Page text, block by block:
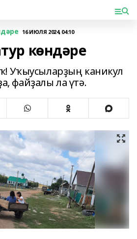
16 ИЮЛЯ 2024, 04:10
көндәре
Уҡыусыларҙың каникул
файҙалы ла үтә.